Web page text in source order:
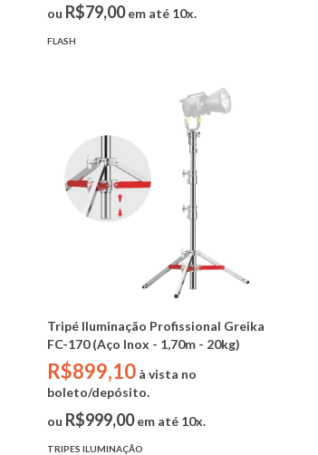
ou R$79,00em até 10x.
FLASH
Tripé Iluminação Profissional Greika
FC-170 (Aço Inox - 1,70m - 20kg)
R$899,10 à vista no
boleto/depósito.
ou R$999,00em até 10x.
TRIPES ILUMINAÇÃO